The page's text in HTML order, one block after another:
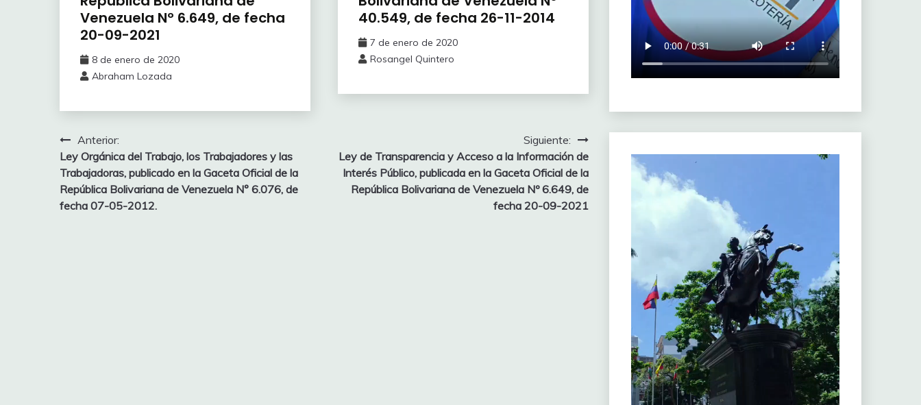
Venezuela Nº 6.649, de fecha
20-09-2021
8 de enero de 2020
Abraham Lozada
40.549, de fecha 26-11-2014
7 de enero de 2020
Rosangel Quintero
Anterior:
Ley Orgánica del Trabajo, los Trabajadores y las
Trabajadoras, publicado en la Gaceta Oficial de la
República Bolivariana de Venezuela N° 6.076, de
fecha 07-05-2012.
Siguiente:
Ley de Transparencia y Acceso a la Información de
Interés Público, publicada en la Gaceta Oficial de la
República Bolivariana de Venezuela Nº 6.649, de
fecha 20-09-2021